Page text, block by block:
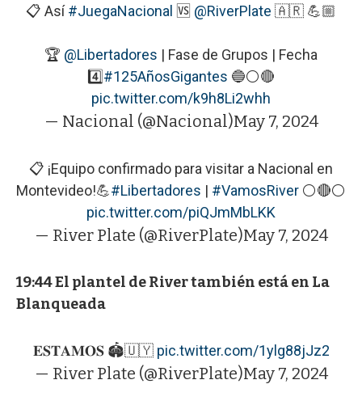
📋 Así#JuegaNacional 🆚 @RiverPlate 🇦🇷 💪🏼
🏆 @Libertadores | Fase de Grupos | Fecha
4️⃣#125AñosGigantes 🔵⚪️🔴
pic.twitter.com/k9h8Li2whh
— Nacional (@Nacional)May 7, 2024
📋 ¡Equipo confirmado para visitar a Nacional en
Montevideo!💪#Libertadores | #VamosRiver ⚪️🔴⚪
pic.twitter.com/piQJmMbLKK
— River Plate (@RiverPlate)May 7, 2024
19:44 El plantel de River también está en La
Blanqueada
𝐄𝐒𝐓𝐀𝐌𝐎𝐒 🏟️🇺🇾 pic.twitter.com/1ylg88jJz2
— River Plate (@RiverPlate)May 7, 2024